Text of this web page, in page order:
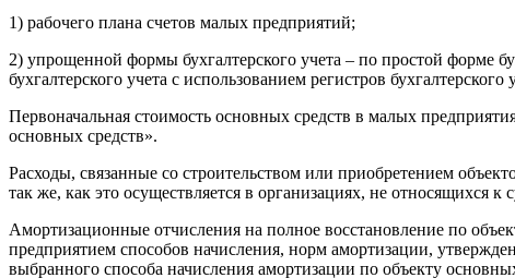
1) рабочего плана счетов малых предприятий;
2) упрощенной формы бухгалтерского учета – по простой форме
бухгалтерского учета с использованием регистров
Первоначальная стоимость основных средств в малых
основных средств».
Расходы, связанные со строительством или приобретением
так же, как это осуществляется в организациях, не относящихся к
Амортизационные отчисления на полное восстановление по
предприятием способов начисления, норм амортизации,
выбранного способа начисления амортизации по объекту